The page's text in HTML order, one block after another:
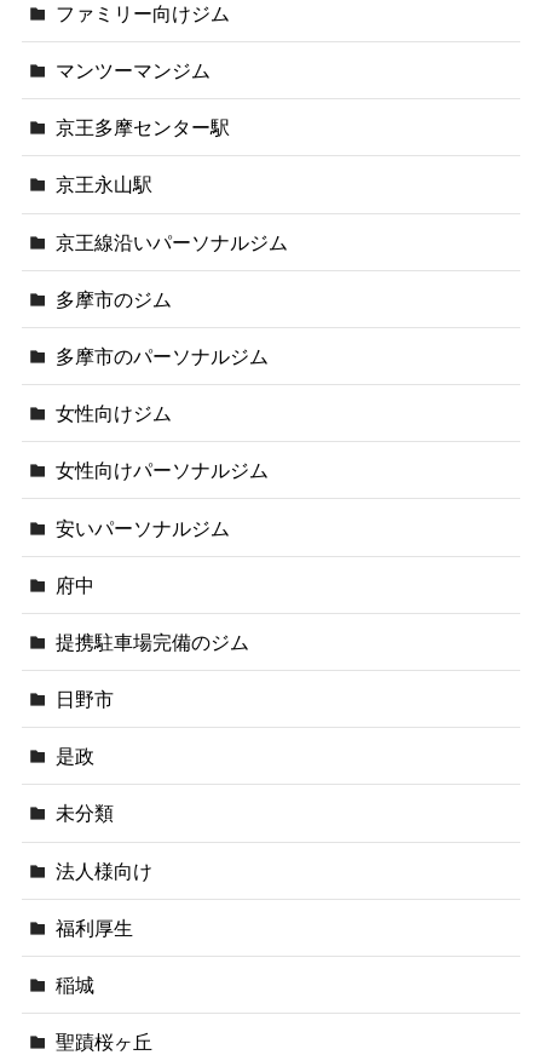
ファミリー向けジム
マンツーマンジム
京王多摩センター駅
京王永山駅
京王線沿いパーソナルジム
多摩市のジム
多摩市のパーソナルジム
女性向けジム
女性向けパーソナルジム
安いパーソナルジム
府中
提携駐車場完備のジム
日野市
是政
未分類
法人様向け
福利厚生
稲城
聖蹟桜ヶ丘